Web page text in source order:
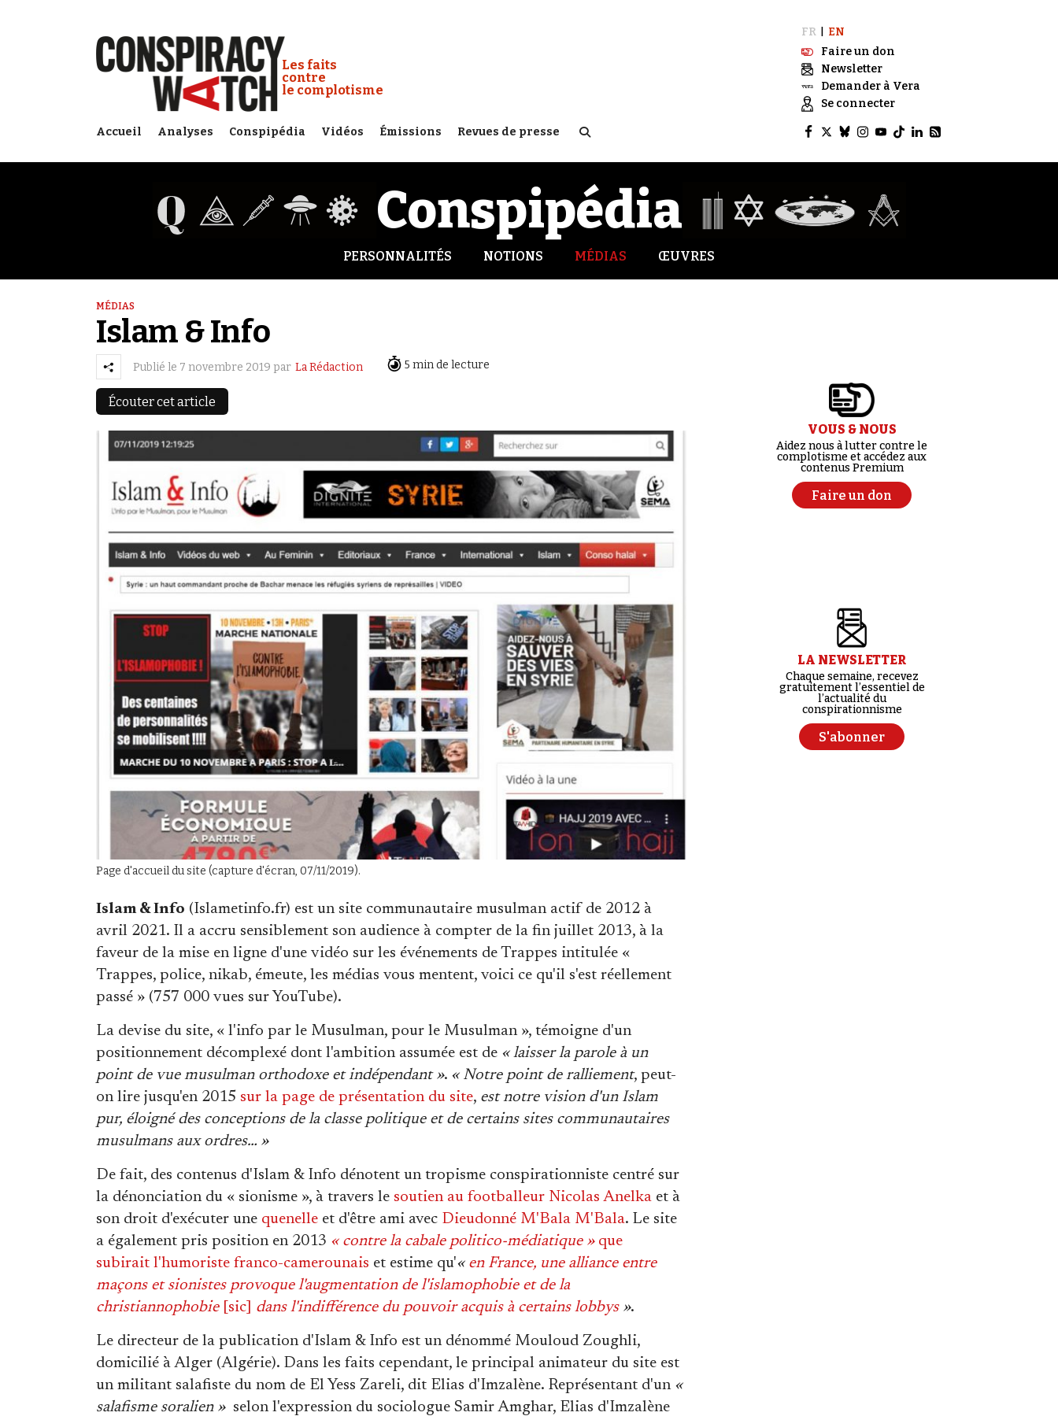
Conspiracy Watch :
Les faits
contre
le complotisme
Accueil Analyses Conspipédia Vidéos Émissions Revues de presse
FR
EN
Faire un don
Newsletter
Demander à Vera
Se connecter
Conspipédia
PERSONNALITÉS NOTIONS MÉDIAS ŒUVRES
MÉDIAS
Islam & Info
Publié le 7 novembre 2019 par La Rédaction 5 min de lecture
Écouter cet article
Page d'accueil du site (capture d'écran, 07/11/2019).
Islam & Info (Islametinfo.fr) est un site communautaire musulman actif de 2012 à
avril 2021. Il a accru sensiblement son audience à compter de la fin juillet 2013, à la
faveur de la mise en ligne d'une vidéo sur les événements de Trappes intitulée «
Trappes, police, nikab, émeute, les médias vous mentent, voici ce qu'il s'est réellement
passé » (757 000 vues sur YouTube).
La devise du site, « l'info par le Musulman, pour le Musulman », témoigne d'un
positionnement décomplexé dont l'ambition assumée est de « laisser la parole à un
point de vue musulman orthodoxe et indépendant ». « Notre point de ralliement, peut-
on lire jusqu'en 2015 sur la page de présentation du site, est notre vision d'un Islam
pur, éloigné des conceptions de la classe politique et de certains sites communautaires
musulmans aux ordres… »
De fait, des contenus d'Islam & Info dénotent un tropisme conspirationniste centré sur
la dénonciation du « sionisme », à travers le soutien au footballeur Nicolas Anelka et à
son droit d'exécuter une quenelle et d'être ami avec Dieudonné M'Bala M'Bala. Le site
a également pris position en 2013 « contre la cabale politico-médiatique »que
subirait l'humoriste franco-camerounais et estime qu'« en France, une alliance entre
maçons et sionistes provoque l'augmentation de l'islamophobie et de la
christiannophobie [sic] dans l'indifférence du pouvoir acquis à certains lobbys».
Le directeur de la publication d'Islam & Info est un dénommé Mouloud Zoughli,
domicilié à Alger (Algérie). Dans les faits cependant, le principal animateur du site est
un militant salafiste du nom de El Yess Zareli, dit Elias d'Imzalène. Représentant d'un «
salafisme soralien »selon l'expression du sociologue Samir Amghar, Elias d'Imzalène
VOUS & NOUS
Aidez nous à lutter contre le
complotisme et accédez aux
contenus Premium
Faire un don
LA NEWSLETTER
Chaque semaine, recevez
gratuitement l’essentiel de
l’actualité du
conspirationnisme
S'abonner